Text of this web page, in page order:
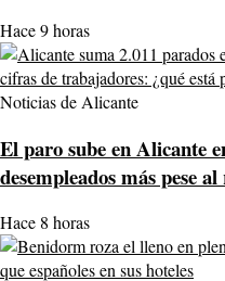
Hace 9 horas
Noticias de Alicante
El paro sube en Alicante
desempleados más pese
Hace 8 horas